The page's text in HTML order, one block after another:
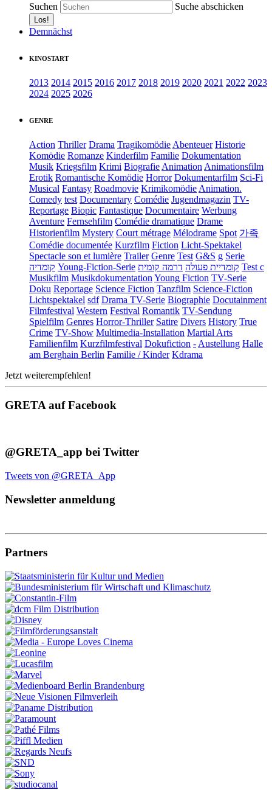
Suchen Suche abschicken
Demnächst
KINOSTART
2013 2014 2015 2016 2017 2018 2019 2020 2021 2022 2023
2024 2025 2026
GENRE
Action Thriller Drama Tragikomödie Abenteuer Historie
Komödie Romanze Kinderfilm Familie Dokumentation
Musik Kriegsfilm Krimi Biografie Animation Animationsfilm
Erotik Romantische Komödie Horror Dokumentarfilm Sci-Fi
Musical Fantasy Roadmovie Krimikomödie Animation.
Comedy test Documentary Comédie Jugendmagazin TV-
Reportage Biopic Fantastique Documentaire Werbung
Aventure Fernsehfilm Comédie dramatique Drame
Historienfilm Mystery Court métrage Mélodrame Spot 가족
Comédie documentée Kurzfilm Fiction Licht-Spektakel
Spectacle son et lumière Trailer Genre Test G&S g Serie
קומדיה Young-Fiction-Serie קומדיית פעולה דרמה קומית
Test c
Musikfilm Musikdokumentation Young Fiction TV-Serie
Doku Reportage Science Fiction Tanzfilm Science-Fiction
Lichtspektakel sdf Drama TV-Serie Biographie Docutainment
Filmfestival Western Festival Romantik TV-Sendung
Spielfilm Genres Horror-Thriller Satire Divers History True
Crime TV-Show Multimedia-Installation Martial Arts
Familienfilm Kurzfilmfestival Dokufiction - Austellung Halle
am Berghain Berlin Familie / Kinder Kdrama
Jetzt weiterempfehlen!
GRETA auf Facebook
@GRETA_app bei Twitter
Tweets von @GRETA_App
Newsletter anmeldung
Partners